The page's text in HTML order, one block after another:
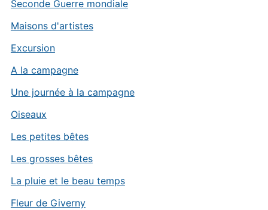
Seconde Guerre mondiale
Maisons d'artistes
Excursion
A la campagne
Une journée à la campagne
Oiseaux
Les petites bêtes
Les grosses bêtes
La pluie et le beau temps
Fleur de Giverny